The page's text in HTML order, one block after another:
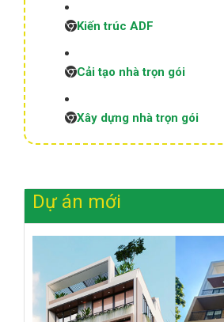
Kiến trúc ADF
Cải tạo nhà trọn gói
Xây dựng nhà trọn gói
Dự án mới